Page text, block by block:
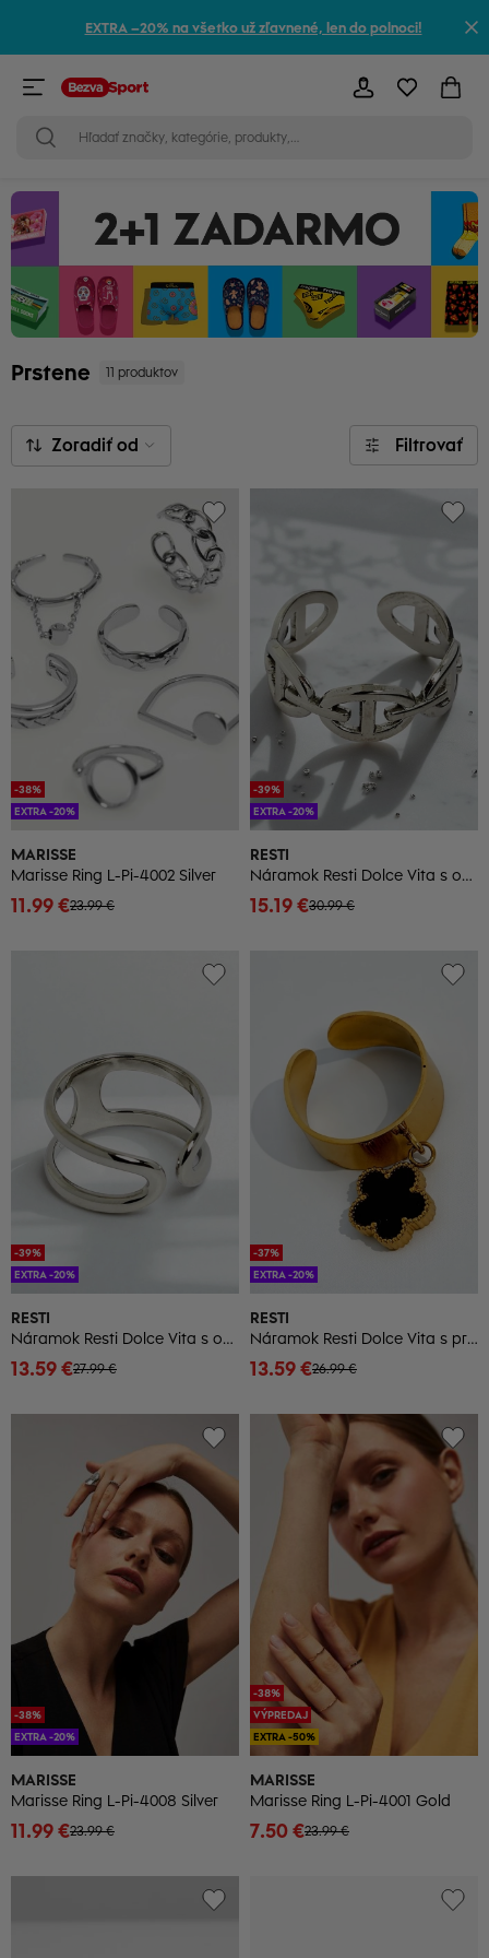
EXTRA –20% na všetko už zľavnené, len do polnoci!
Prstene 11 produktov
Zoradiť od Filtrovať
MARISSE
Marisse Ring L-Pi-4002 Silver
23.99 €
11.99 €
-38%
EXTRA -20%
RESTI
Náramok Resti Dolce Vita s ozdobnými príveskami
30.99 €
15.19 €
-39%
EXTRA -20%
RESTI
Náramok Resti Dolce Vita s ozdobnými príveskami
27.99 €
13.59 €
-39%
EXTRA -20%
RESTI
Náramok Resti Dolce Vita s príveskami
26.99 €
13.59 €
-37%
EXTRA -20%
MARISSE
Marisse Ring L-Pi-4008 Silver
23.99 €
11.99 €
-38%
EXTRA -20%
MARISSE
Marisse Ring L-Pi-4001 Gold
23.99 €
7.50 €
-38%
VÝPREDAJ
EXTRA -50%